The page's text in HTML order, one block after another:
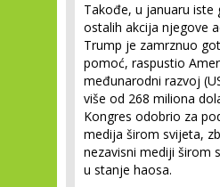
Takođe, u januaru iste
ostalih akcija njegove
Trump je zamrznuo
pomoć, raspustio
međunarodni razvoj
više od 268 miliona
Kongres odobrio za
medija širom svijeta,
nezavisni mediji širom
u stanje haosa.